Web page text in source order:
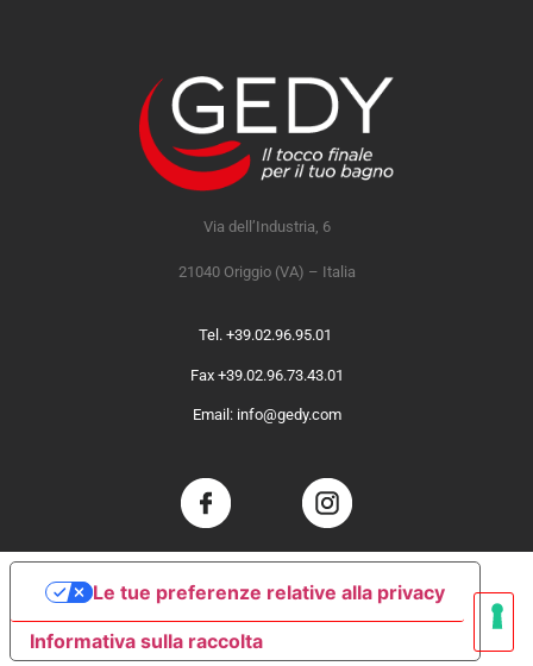
Via dell’Industria, 6
21040 Origgio (VA) – Italia
Tel. +39.02.96.95.01
Fax +39.02.96.73.43.01
Email: info@gedy.com
Informativa sulla raccolta
Le tue preferenze relative alla privacy